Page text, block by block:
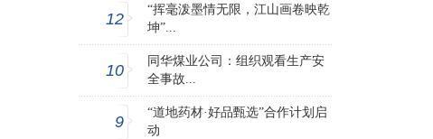
12
“挥毫泼墨情无限，江山画卷映乾
坤”...
10
同华煤业公司：组织观看生产安
全事故...
9
“道地药材·好品甄选”合作计划启
动